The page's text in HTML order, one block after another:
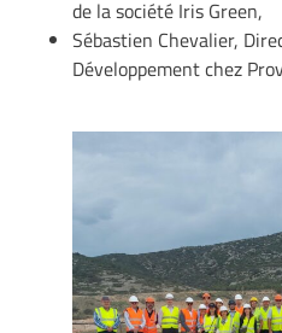
de la société Iris Green,
Sébastien Chevalier,
Développement chez